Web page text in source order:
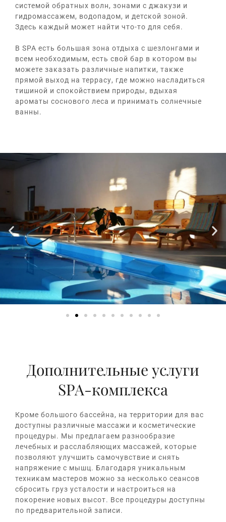
системой обратных волн, зонами с джакузи и
гидромассажем, водопадом, и детской зоной.
Здесь каждый может найти что-то для себя.
В SPA есть большая зона отдыха с шезлонгами и
всем необходимым, есть свой бар в котором вы
можете заказать различные напитки, также
прямой выход на террасу, где можно насладиться
тишиной и спокойствием природы, вдыхая
ароматы соснового леса и принимать солнечные
ванны.
Дополнительные услуги
SPA-комплекса
Кроме большого бассейна, на территории для вас
доступны различные массажи и косметические
процедуры. Мы предлагаем разнообразие
лечебных и расслабляющих массажей, которые
позволяют улучшить самочувствие и снять
напряжение с мышц. Благодаря уникальным
техникам мастеров можно за несколько сеансов
сбросить груз усталости и настроиться на
покорение новых высот. Все процедуры доступны
по предварительной записи.